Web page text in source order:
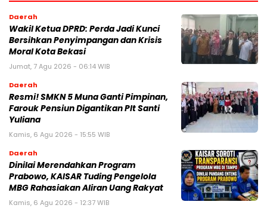
Daerah
Wakil Ketua DPRD: Perda Jadi Kunci
Bersihkan Penyimpangan dan Krisis
Moral Kota Bekasi
Jumat, 7 Agu 2026 - 06:14 WIB
Daerah
Resmi! SMKN 5 Muna Ganti Pimpinan,
Farouk Pensiun Digantikan Plt Santi
Yuliana
Kamis, 6 Agu 2026 - 15:55 WIB
Daerah
Dinilai Merendahkan Program
Prabowo, KAISAR Tuding Pengelola
MBG Rahasiakan Aliran Uang Rakyat
Kamis, 6 Agu 2026 - 12:37 WIB